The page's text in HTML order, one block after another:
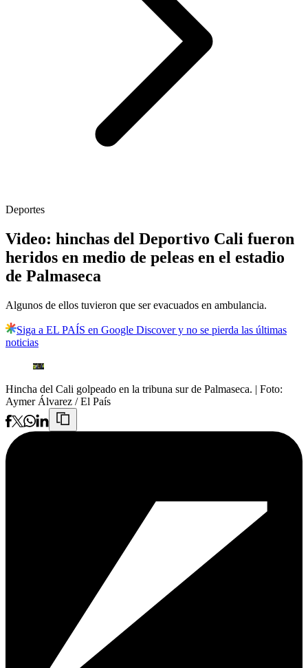
Deportes
Video: hinchas del Deportivo Cali fueron
heridos en medio de peleas en el estadio
de Palmaseca
Algunos de ellos tuvieron que ser evacuados en ambulancia.
Siga a EL PAÍS en Google Discover y no se pierda las últimas
noticias
Hincha del Cali golpeado en la tribuna sur de Palmaseca. | Foto:
Aymer Álvarez / El País